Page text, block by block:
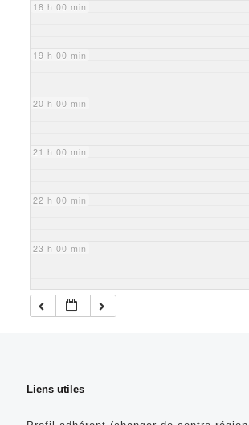
18 h 00 min
19 h 00 min
20 h 00 min
21 h 00 min
22 h 00 min
23 h 00 min
Liens utiles